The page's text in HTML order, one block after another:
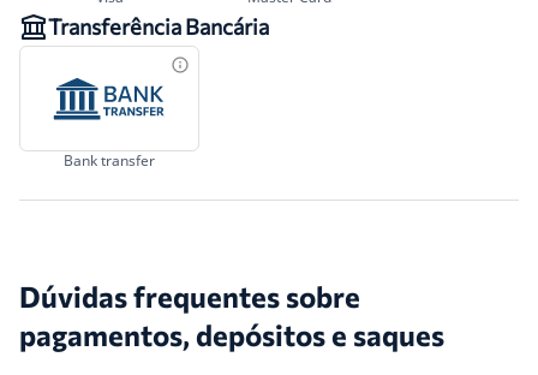
Transferência Bancária
Bank transfer
Dúvidas frequentes sobre
pagamentos, depósitos e saques